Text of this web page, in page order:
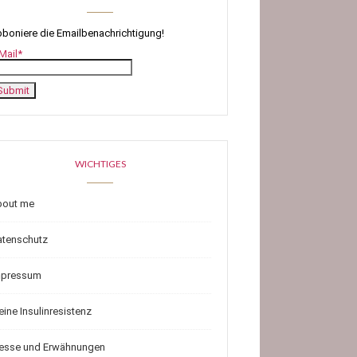
die Emailbenachrichtigung!
WICHTIGES
me
Insulinresistenz
und Erwähnungen